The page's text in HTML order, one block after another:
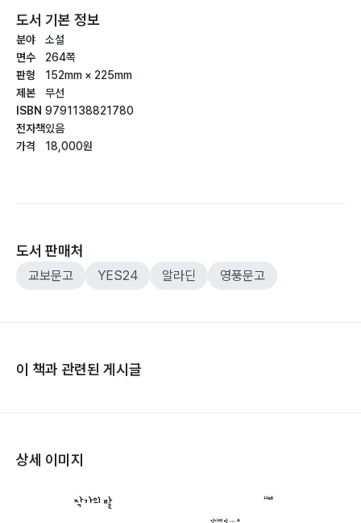
도서 기본 정보
분야
면수
판형
제본
ISBN
전자책
가격
소설
264쪽
152mm × 225mm
무선
9791138821780
있음
18,000원
도서 판매처
교보문고 YES24 알라딘 영풍문고
이 책과 관련된 게시글
상세 이미지